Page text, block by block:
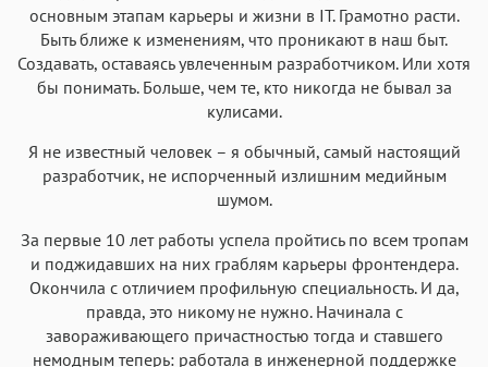
основным этапам карьеры и жизни в IT. Грамотно расти.
Быть ближе к изменениям, что проникают в наш быт.
Создавать, оставаясь увлеченным разработчиком. Или хотя
бы понимать. Больше, чем те, кто никогда не бывал за
кулисами.
Я не известный человек – я обычный, самый настоящий
разработчик, не испорченный излишним медийным
шумом.
За первые 10 лет работы успела пройтись по всем тропам
и поджидавших на них граблям карьеры фронтендера.
Окончила с отличием профильную специальность. И да,
правда, это никому не нужно. Начинала с
завораживающего причастностью тогда и ставшего
немодным теперь: работала в инженерной поддержке